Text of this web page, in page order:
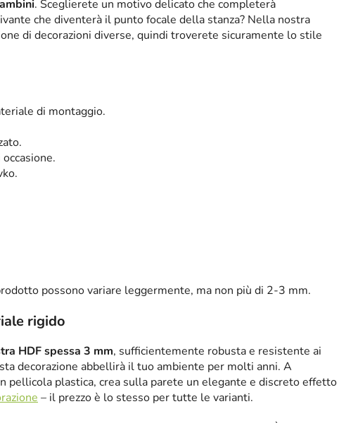
. Sceglierete un motivo delicato che completerà
che diventerà il punto focale della stanza? Nella nostra
di decorazioni diverse, quindi troverete sicuramente lo stile
di montaggio.
possono variare leggermente, ma non più di 2-3 mm.
rigido
HDF spessa 3 mm, sufficientemente robusta e resistente ai
decorazione abbellirà il tuo ambiente per molti anni. A
pellicola plastica, crea sulla parete un elegante e discreto effetto
– il prezzo è lo stesso per tutte le varianti.